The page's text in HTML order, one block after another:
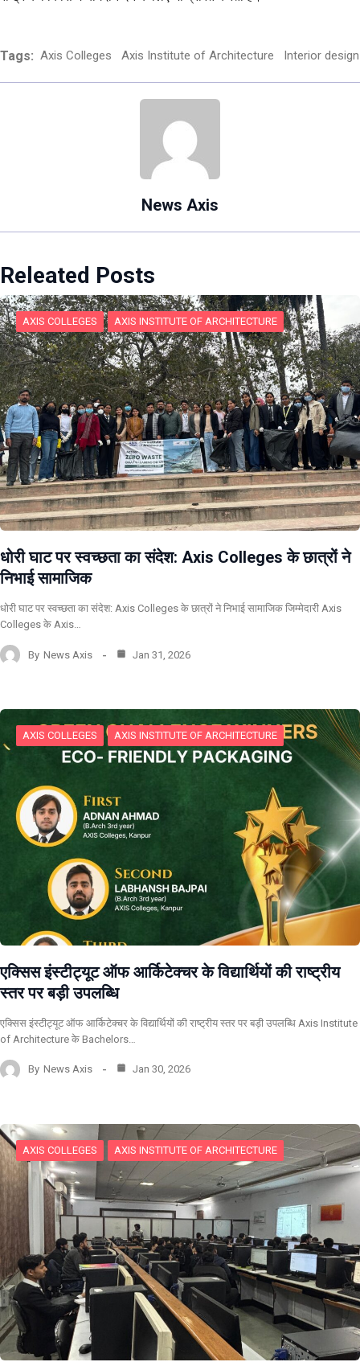
Tags: Axis Colleges Axis Institute of Architecture Interior design
News Axis
Releated Posts
AXIS COLLEGES AXIS INSTITUTE OF ARCHITECTURE
धोरी घाट पर स्वच्छता का संदेश: Axis Colleges के छात्रों ने
निभाई सामाजिक
धोरी घाट पर स्वच्छता का संदेश: Axis Colleges के छात्रों ने निभाई सामाजिक जिम्मेदारी Axis
Colleges के Axis…
By News Axis Jan 31, 2026
AXIS COLLEGES AXIS INSTITUTE OF ARCHITECTURE
एक्सिस इंस्टीट्यूट ऑफ आर्किटेक्चर के विद्यार्थियों की राष्ट्रीय
स्तर पर बड़ी उपलब्धि
एक्सिस इंस्टीट्यूट ऑफ आर्किटेक्चर के विद्यार्थियों की राष्ट्रीय स्तर पर बड़ी उपलब्धि Axis Institute
of Architecture के Bachelors…
By News Axis Jan 30, 2026
AXIS COLLEGES AXIS INSTITUTE OF ARCHITECTURE